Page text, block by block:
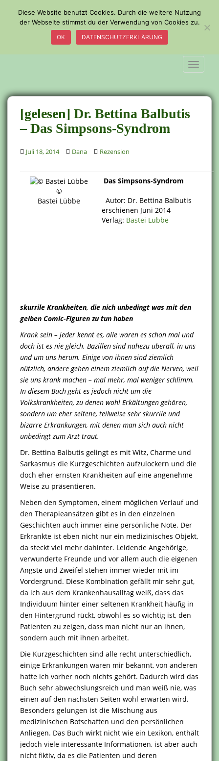
[gelesen] Dr. Bettina Balbutis
– Das Simpsons-Syndrom
Juli 18, 2014 Dana Rezension
©
Bastei Lübbe
Das Simpsons-Syndrom
Autor: Dr. Bettina Balbutis
erschienen Juni 2014
Verlag: Bastei Lübbe
skurrile Krankheiten, die nich unbedingt was mit den
gelben Comic-Figuren zu tun haben
Krank sein – jeder kennt es, alle waren es schon mal und
doch ist es nie gleich. Bazillen sind nahezu überall, in uns
und um uns herum. Einige von ihnen sind ziemlich
nützlich, andere gehen einem ziemlich auf die Nerven, weil
sie uns krank machen – mal mehr, mal weniger schlimm.
In diesem Buch geht es jedoch nicht um die
Volkskrankheiten, zu denen wohl Erkältungen gehören,
sondern um eher seltene, teilweise sehr skurrile und
bizarre Erkrankungen, mit denen man sich auch nicht
unbedingt zum Arzt traut.
Dr. Bettina Balbutis gelingt es mit Witz, Charme und
Sarkasmus die Kurzgeschichten aufzulockern und die
doch eher ernsten Krankheiten auf eine angenehme
Weise zu präsentieren.
Neben den Symptomen, einem möglichen Verlauf und
den Therapieansätzen gibt es in den einzelnen
Geschichten auch immer eine persönliche Note. Der
Erkrankte ist eben nicht nur ein medizinisches Objekt,
da steckt viel mehr dahinter. Leidende Angehörige,
verwunderte Freunde und vor allem auch die eigenen
Ängste und Zweifel stehen immer wieder mit im
Vordergrund. Diese Kombination gefällt mir sehr gut,
da ich aus dem Krankenhausalltag weiß, dass das
Individuum hinter einer seltenen Krankheit häufig in
den Hintergrund rückt, obwohl es so wichtig ist, den
Patienten zu zeigen, dass man nicht nur an ihnen,
sondern auch mit ihnen arbeitet.
Die Kurzgeschichten sind alle recht unterschiedlich,
einige Erkrankungen waren mir bekannt, von anderen
hatte ich vorher noch nichts gehört. Dadurch wird das
Buch sehr abwechslungsreich und man weiß nie, was
einen auf den nächsten Seiten wohl erwarten wird.
Besonders gelungen ist die Mischung aus
medizinischen Botschaften und den persönlichen
Anliegen. Das Buch wirkt nicht wie ein Lexikon, enthält
jedoch viele interessante Informationen, ist aber auch
nicht fiktiv, da es die Patienten und deren
Diese Website benutzt Cookies. Durch die weitere Nutzung
der Webseite stimmst du der Verwendung von Cookies zu.
OK DATENSCHUTZERKLÄRUNG